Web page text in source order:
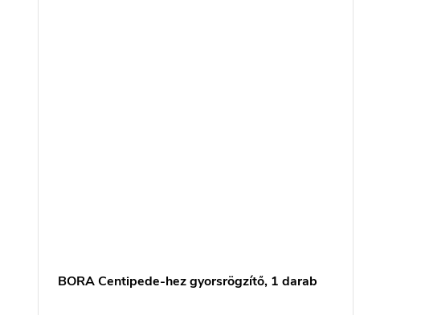
BORA Centipede-hez gyorsrögzítő, 1 darab